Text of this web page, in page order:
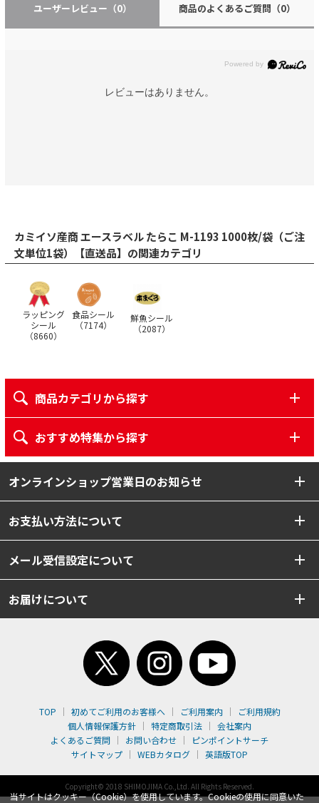
当サイトはクッキー（Cookie）を使用しています。Cookieの使用に同意いた
ユーザーレビュー （0） 商品のよくあるご質問 （0）
レビューはありません。
カミイソ産商 エースラベル たらこ M-1193 1000枚/袋（ご注
文単位1袋）【直送品】の関連カテゴリ
ラッピング
シール
（8660）
食品シール
（7174）
鮮魚シール
（2087）
商品カテゴリから探す
おすすめ特集から探す
オンラインショップ営業日のお知らせ
お支払い方法について
メール受信設定について
お届けについて
TOP 初めてご利用のお客様へ ご利用案内
ご利用規約
個人情報保護方針
特定商取引法
会社案内
よくあるご質問
お問い合わせ
ピンポイントサーチ
サイトマップ
WEBカタログ 英語版TOP
Copyright© 2018 SHIMOJIMA Co.,Ltd. All Rights Reserved.